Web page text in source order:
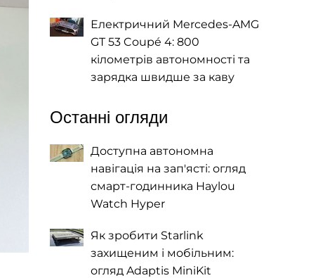
Електричний Mercedes-AMG
GT 53 Coupé 4: 800
кілометрів автономності та
зарядка швидше за каву
Останні огляди
Доступна автономна
навігація на зап'ясті: огляд
смарт-годинника Haylou
Watch Hyper
Як зробити Starlink
захищеним і мобільним:
огляд Adaptis MiniKit